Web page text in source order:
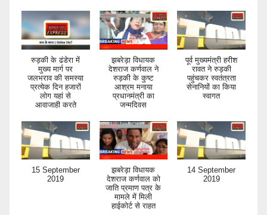
रुड़की के ढंडेरा में
मुख्य मार्ग पर
जलभराव की समस्या
प्रत्येक दिन हजारों
लोग यहां से
आवाजाही करते
झबरेड़ा विधायक
देशराज कर्णवाल ने
रुड़की के कुष्ट
आश्रम मनाया
प्रधानमंत्री का
जन्मदिवस
पूर्व मुख्यमंत्री हरीश
रावत ने रुड़की
पहुंचकर स्वतंत्रता
सेनानियों का किया
स्वागत
15 September
2019
झबरेड़ा विधायक
देशराज कर्णवाल को
जाति प्रमाण पत्र के
मामले में मिली
हाईकोर्ट से राहत
14 September
2019